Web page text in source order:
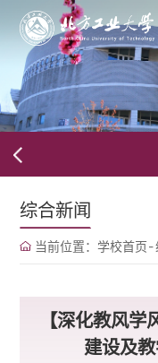
综合新闻
当前位置： 学校首页-
【深化教风
建设及